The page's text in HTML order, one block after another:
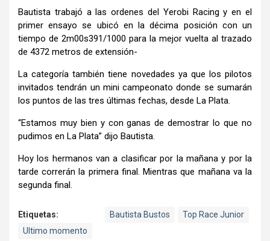
Bautista trabajó a las ordenes del Yerobi Racing y en el
primer ensayo se ubicó en la décima posición con un
tiempo de 2m00s391/1000 para la mejor vuelta al trazado
de 4372 metros de extensión-
La categoría también tiene novedades ya que los pilotos
invitados tendrán un mini campeonato donde se sumarán
los puntos de las tres últimas fechas, desde La Plata.
“Estamos muy bien y con ganas de demostrar lo que no
pudimos en La Plata” dijo Bautista.
Hoy los hermanos van a clasificar por la mañana y por la
tarde correrán la primera final. Mientras que mañana va la
segunda final.
Etiquetas: Bautista Bustos
Top Race Junior
Ultimo momento